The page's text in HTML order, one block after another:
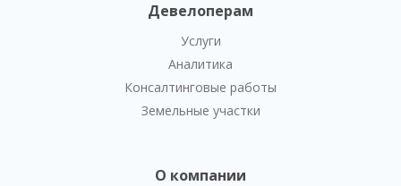
Девелоперам
Услуги
Аналитика
Консалтинговые работы
Земельные участки
О компании